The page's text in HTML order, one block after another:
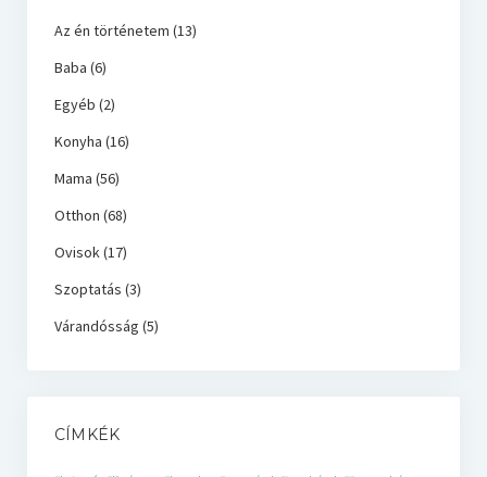
Az én történetem (13)
Baba (6)
Egyéb (2)
Konyha (16)
Mama (56)
Otthon (68)
Ovisok(17)
Szoptatás (3)
Várandósság (5)
CÍMKÉK